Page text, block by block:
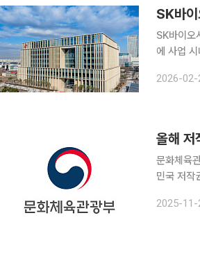
SK바
SK바이
에 사업 시너지를 본격화하
개발 이니
2026-02-
문화체육
민국 저작권 보
2025-11-